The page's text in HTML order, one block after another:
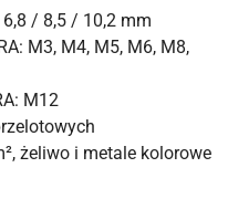
/ 8,5 / 10,2 mm
M3, M4, M5, M6, M8,
M12
żeliwo i metale kolorowe